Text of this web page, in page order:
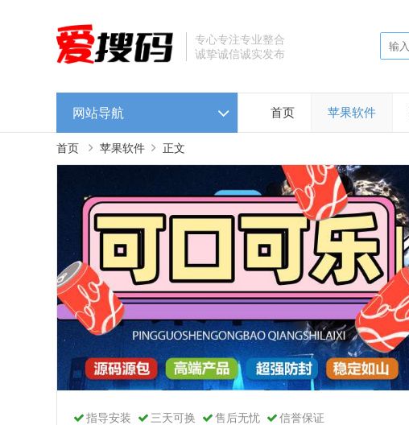
专心专注专业整合
诚挚诚信诚实发布
网站导航 首页 苹果软件
首页 苹果软件 正文
指导安装 三天可换 售后无忧 信誉保证